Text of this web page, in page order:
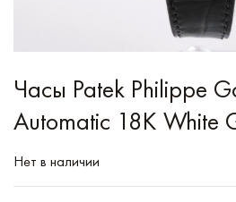
Часы Patek Philippe
Automatic 18K White
Нет в наличии